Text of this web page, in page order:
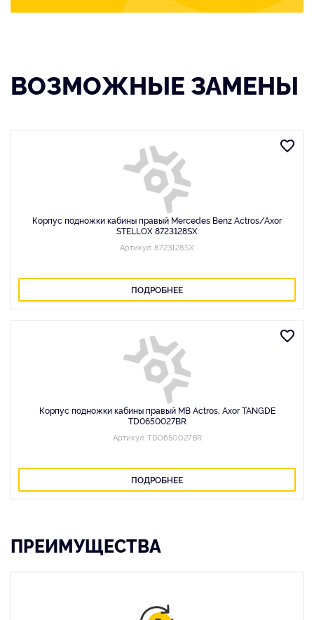
ВОЗМОЖНЫЕ ЗАМЕНЫ
Корпус подножки кабины правый Mercedes Benz Actros/Axor
STELLOX 8723128SX
Артикул: 8723128SX
ПОДРОБНЕЕ
Корпус подножки кабины правый MB Actros, Axor TANGDE
TD0650027BR
Артикул: TD0650027BR
ПОДРОБНЕЕ
ПРЕИМУЩЕСТВА